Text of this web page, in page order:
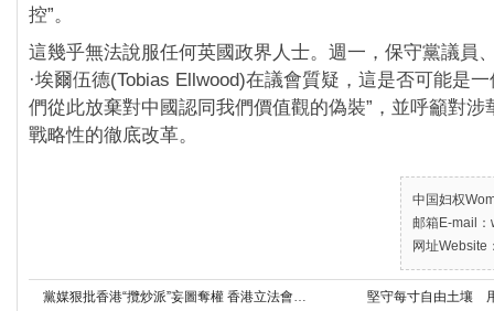
控”。
這幾乎無法說服任何英國政界人士。週一，保守黨議員
·埃爾伍德(Tobias Ellwood)在議會質疑，這是否可能是
們從此放棄對中國認同我們價值觀的偽裝”，並呼籲對涉
戰略性的徹底改革。
中国妇权
邮箱E-mail
网址Website
黨媒狠批香港“攬炒派”妄圖奪權 香港立法會選舉再增變數 堅守每寸自由土壤